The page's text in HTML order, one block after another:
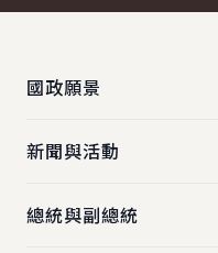
國政願景
新聞與活動
總統與副總統